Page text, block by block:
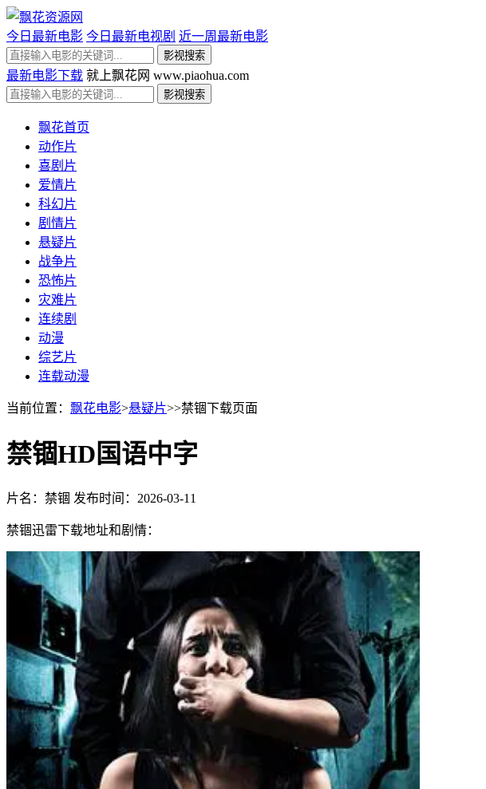
今日最新电影 今日最新电视剧 近一周最新电影
最新电影下载 就上飘花网 www.piaohua.com
飘花首页
动作片
喜剧片
爱情片
科幻片
剧情片
悬疑片
战争片
恐怖片
灾难片
连续剧
动漫
综艺片
连载动漫
当前位置： 飘花电影>悬疑片>>禁锢下载页面
禁锢HD国语中字
片名：禁锢 发布时间：2026-03-11
禁锢迅雷下载地址和剧情：